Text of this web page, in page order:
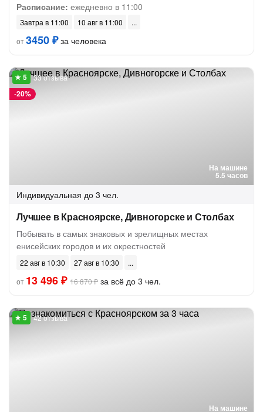
Расписание: ежедневно в 11:00
Завтра в 11:00
10 авг в 11:00
от3450 ₽за человека
На машине
5.5 часов
-20%
33 отзыва
Индивидуальная до 3 чел.
Лучшее в Красноярске, Дивногорске и Столбах
Побывать в самых знаковых и зрелищных местах
енисейских городов и их окрестностей
22 авг в 10:30
27 авг в 10:30
от 13 496 ₽ 16 870 ₽ за всё до 3 чел.
На машине
42 отзыва